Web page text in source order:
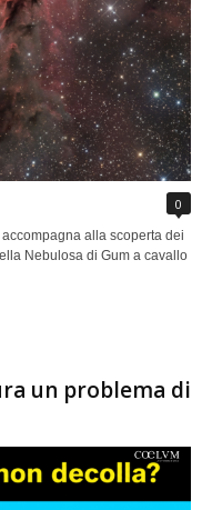
0
alla scoperta dei
Nebulosa di Gum a cavallo
un problema di